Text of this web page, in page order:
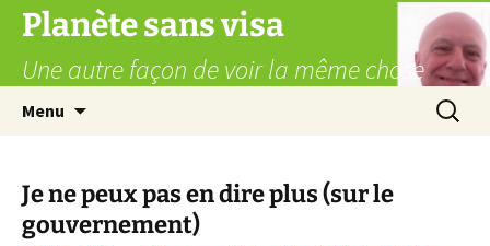
Aller
contenu
Planète sans visa
Une autre façon de voir la même chose
Menu
Je ne peux pas en dire plus (sur le
gouvernement)